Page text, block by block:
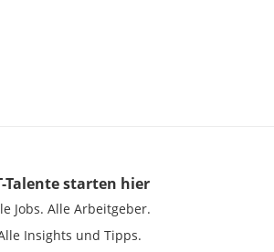
Talentestarten hier
Jobs. Alle Arbeitgeber.
Insights und Tipps.